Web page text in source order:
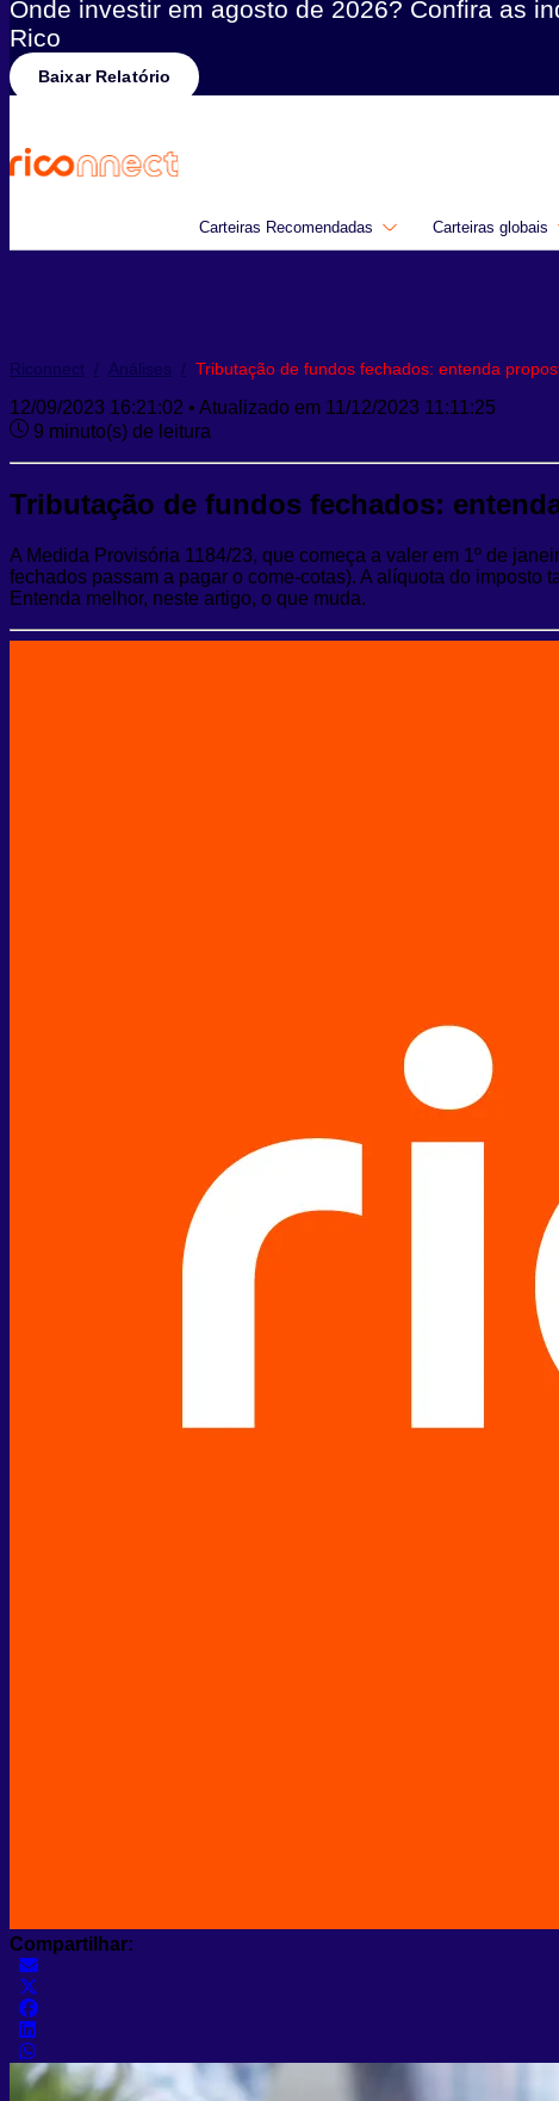
Onde investir em agosto de 2026? Confira as
Rico
Baixar Relatório
Carteiras Recomendadas Carteiras globais
Riconnect / Análises / Tributação de fundos fechados: entenda
12/09/2023 16:21:02 • Atualizado em 11/12/2023 11:11:25
9 minuto(s) de leitura
Tributação de fundos fechados:
A Medida Provisória 1184/23, que começa a valer em 1º de
fechados passam a pagar o come-cotas). A alíquota do imposto
Entenda melhor, neste artigo, o que muda.
Compartilhar: